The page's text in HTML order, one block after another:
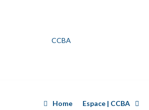
Home Espace | CCBA